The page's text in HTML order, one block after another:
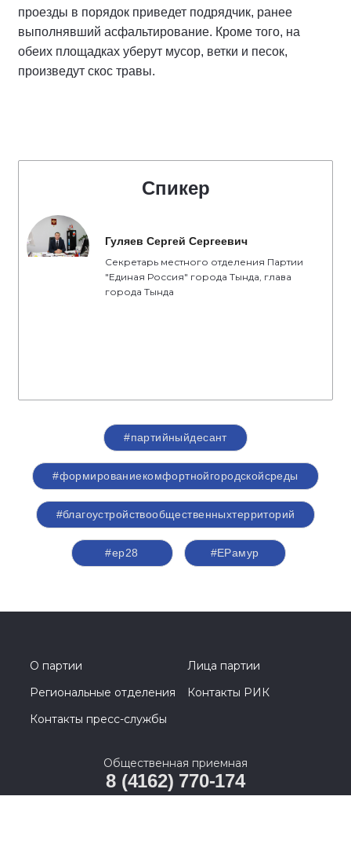
проезды в порядок приведет подрядчик, ранее
выполнявший асфальтирование. Кроме того, на
обеих площадках уберут мусор, ветки и песок,
произведут скос травы.
Спикер
Гуляев Сергей Сергеевич
Секретарь местного отделения Партии
"Единая Россия" города Тында, глава
города Тында
#партийныйдесант
#формированиекомфортнойгородскойсреды
#благоустройствообщественныхтерриторий
#ер28 #ЕРамур
О партии
Лица партии
Региональные отделения
Контакты РИК
Контакты пресс-службы
Общественная приемная
8 (4162) 770-174